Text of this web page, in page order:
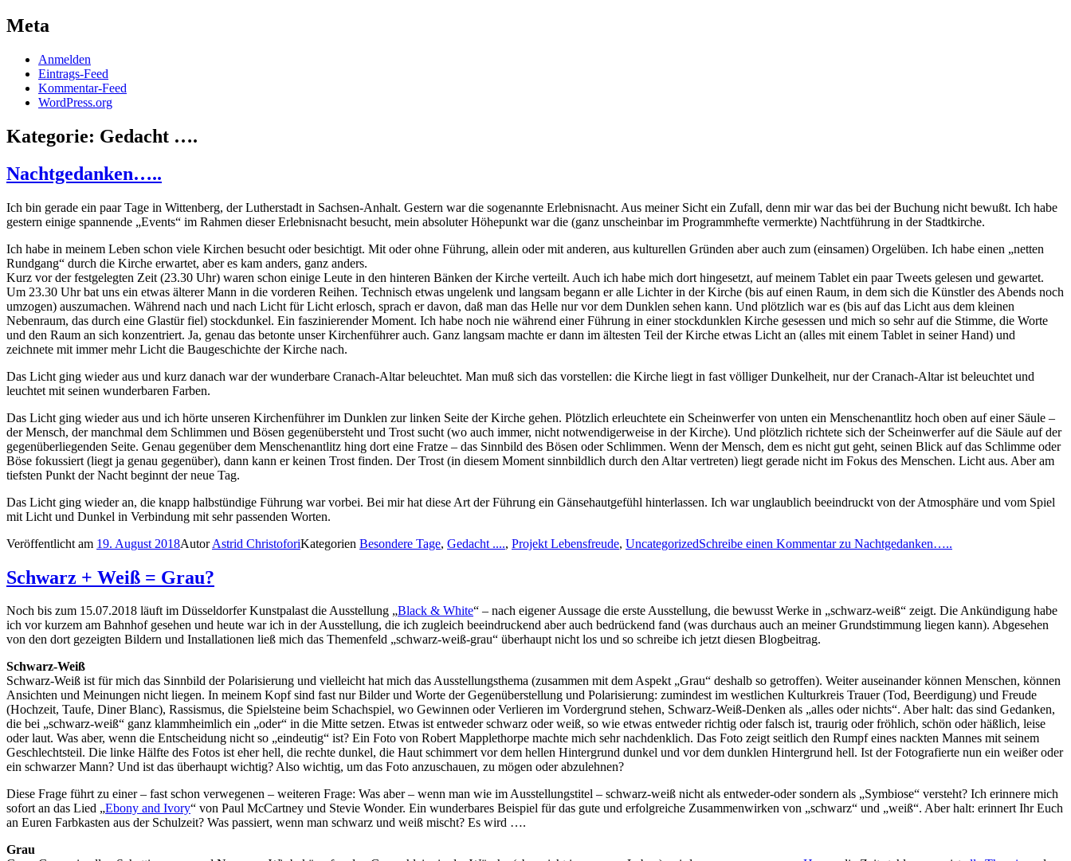
Meta
Anmelden
Eintrags-Feed
Kommentar-Feed
WordPress.org
Kategorie: Gedacht ….
Nachtgedanken…..
Ich bin gerade ein paar Tage in Wittenberg, der Lutherstadt in Sachsen-Anhalt. Gestern war die sogenannte Erlebnisnacht. Aus meiner Sicht ein Zufall, denn mir war das bei der Buchung nicht bewußt. Ich habe
gestern einige spannende „Events“ im Rahmen dieser Erlebnisnacht besucht, mein absoluter Höhepunkt war die (ganz unscheinbar im Programmhefte vermerkte) Nachtführung in der Stadtkirche.
Ich habe in meinem Leben schon viele Kirchen besucht oder besichtigt. Mit oder ohne Führung, allein oder mit anderen, aus kulturellen Gründen aber auch zum (einsamen) Orgelüben. Ich habe einen „netten
Rundgang“ durch die Kirche erwartet, aber es kam anders, ganz anders.
Kurz vor der festgelegten Zeit (23.30 Uhr) waren schon einige Leute in den hinteren Bänken der Kirche verteilt. Auch ich habe mich dort hingesetzt, auf meinem Tablet ein paar Tweets gelesen und gewartet.
Um 23.30 Uhr bat uns ein etwas älterer Mann in die vorderen Reihen. Technisch etwas ungelenk und langsam begann er alle Lichter in der Kirche (bis auf einen Raum, in dem sich die Künstler des Abends noch
umzogen) auszumachen. Während nach und nach Licht für Licht erlosch, sprach er davon, daß man das Helle nur vor dem Dunklen sehen kann. Und plötzlich war es (bis auf das Licht aus dem kleinen
Nebenraum, das durch eine Glastür fiel) stockdunkel. Ein faszinierender Moment. Ich habe noch nie während einer Führung in einer stockdunklen Kirche gesessen und mich so sehr auf die Stimme, die Worte
und den Raum an sich konzentriert. Ja, genau das betonte unser Kirchenführer auch. Ganz langsam machte er dann im ältesten Teil der Kirche etwas Licht an (alles mit einem Tablet in seiner Hand) und
zeichnete mit immer mehr Licht die Baugeschichte der Kirche nach.
Das Licht ging wieder aus und kurz danach war der wunderbare Cranach-Altar beleuchtet. Man muß sich das vorstellen: die Kirche liegt in fast völliger Dunkelheit, nur der Cranach-Altar ist beleuchtet und
leuchtet mit seinen wunderbaren Farben.
Das Licht ging wieder aus und ich hörte unseren Kirchenführer im Dunklen zur linken Seite der Kirche gehen. Plötzlich erleuchtete ein Scheinwerfer von unten ein Menschenantlitz hoch oben auf einer Säule –
der Mensch, der manchmal dem Schlimmen und Bösen gegenübersteht und Trost sucht (wo auch immer, nicht notwendigerweise in der Kirche). Und plötzlich richtete sich der Scheinwerfer auf die Säule auf der
gegenüberliegenden Seite. Genau gegenüber dem Menschenantlitz hing dort eine Fratze – das Sinnbild des Bösen oder Schlimmen. Wenn der Mensch, dem es nicht gut geht, seinen Blick auf das Schlimme oder
Böse fokussiert (liegt ja genau gegenüber), dann kann er keinen Trost finden. Der Trost (in diesem Moment sinnbildlich durch den Altar vertreten) liegt gerade nicht im Fokus des Menschen. Licht aus. Aber am
tiefsten Punkt der Nacht beginnt der neue Tag.
Das Licht ging wieder an, die knapp halbstündige Führung war vorbei. Bei mir hat diese Art der Führung ein Gänsehautgefühl hinterlassen. Ich war unglaublich beeindruckt von der Atmosphäre und vom Spiel
mit Licht und Dunkel in Verbindung mit sehr passenden Worten.
Veröffentlicht am 19. August 2018AutorAstrid ChristoforiKategorien Besondere Tage, Gedacht ...., Projekt Lebensfreude, UncategorizedSchreibe einen Kommentarzu Nachtgedanken…..
Schwarz + Weiß = Grau?
Noch bis zum 15.07.2018 läuft im Düsseldorfer Kunstpalast die Ausstellung „Black & White“ – nach eigener Aussage die erste Ausstellung, die bewusst Werke in „schwarz-weiß“ zeigt. Die Ankündigung habe
ich vor kurzem am Bahnhof gesehen und heute war ich in der Ausstellung, die ich zugleich beeindruckend aber auch bedrückend fand (was durchaus auch an meiner Grundstimmung liegen kann). Abgesehen
von den dort gezeigten Bildern und Installationen ließ mich das Themenfeld „schwarz-weiß-grau“ überhaupt nicht los und so schreibe ich jetzt diesen Blogbeitrag.
Schwarz-Weiß
Schwarz-Weiß ist für mich das Sinnbild der Polarisierung und vielleicht hat mich das Ausstellungsthema (zusammen mit dem Aspekt „Grau“ deshalb so getroffen). Weiter auseinander können Menschen, können
Ansichten und Meinungen nicht liegen. In meinem Kopf sind fast nur Bilder und Worte der Gegenüberstellung und Polarisierung: zumindest im westlichen Kulturkreis Trauer (Tod, Beerdigung) und Freude
(Hochzeit, Taufe, Diner Blanc), Rassismus, die Spielsteine beim Schachspiel, wo Gewinnen oder Verlieren im Vordergrund stehen, Schwarz-Weiß-Denken als „alles oder nichts“. Aber halt: das sind Gedanken,
die bei „schwarz-weiß“ ganz klammheimlich ein „oder“ in die Mitte setzen. Etwas ist entweder schwarz oder weiß, so wie etwas entweder richtig oder falsch ist, traurig oder fröhlich, schön oder häßlich, leise
oder laut. Was aber, wenn die Entscheidung nicht so „eindeutig“ ist? Ein Foto von Robert Mapplethorpe machte mich sehr nachdenklich. Das Foto zeigt seitlich den Rumpf eines nackten Mannes mit seinem
Geschlechtsteil. Die linke Hälfte des Fotos ist eher hell, die rechte dunkel, die Haut schimmert vor dem hellen Hintergrund dunkel und vor dem dunklen Hintergrund hell. Ist der Fotografierte nun ein weißer oder
ein schwarzer Mann? Und ist das überhaupt wichtig? Also wichtig, um das Foto anzuschauen, zu mögen oder abzulehnen?
Diese Frage führt zu einer – fast schon verwegenen – weiteren Frage: Was aber – wenn man wie im Ausstellungstitel – schwarz-weiß nicht als entweder-oder sondern als „Symbiose“ versteht? Ich erinnere mich
sofort an das Lied „Ebony and Ivory“ von Paul McCartney und Stevie Wonder. Ein wunderbares Beispiel für das gute und erfolgreiche Zusammenwirken von „schwarz“ und „weiß“. Aber halt: erinnert Ihr Euch
an Euren Farbkasten aus der Schulzeit? Was passiert, wenn man schwarz und weiß mischt? Es wird ….
Grau